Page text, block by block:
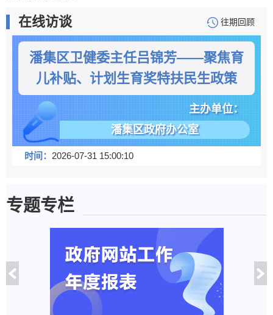
在线访谈 往期回顾
潘集区卫健委主任吕锦芳——聚焦育
儿补贴、计划生育奖特扶民生政策
主办单位：
潘集区政府办公室
时间： 2026-07-31 15:00:10
专题专栏